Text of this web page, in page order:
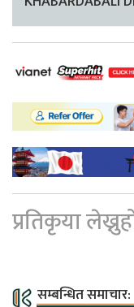
प्रतिकृया
सम्बन्धित समाचार: